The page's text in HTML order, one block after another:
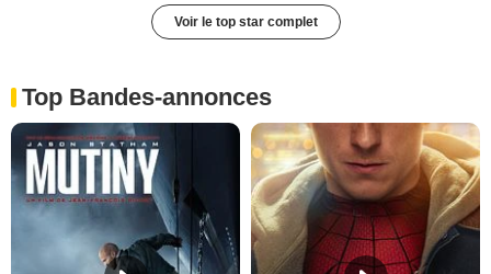
Voir le top star complet
Top Bandes-annonces